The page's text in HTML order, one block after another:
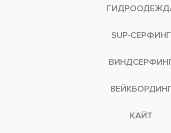
SUP-СЕРФИНГ
КАЙТ